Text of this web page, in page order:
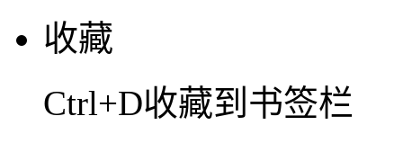
收藏
Ctrl+D收藏到书签栏